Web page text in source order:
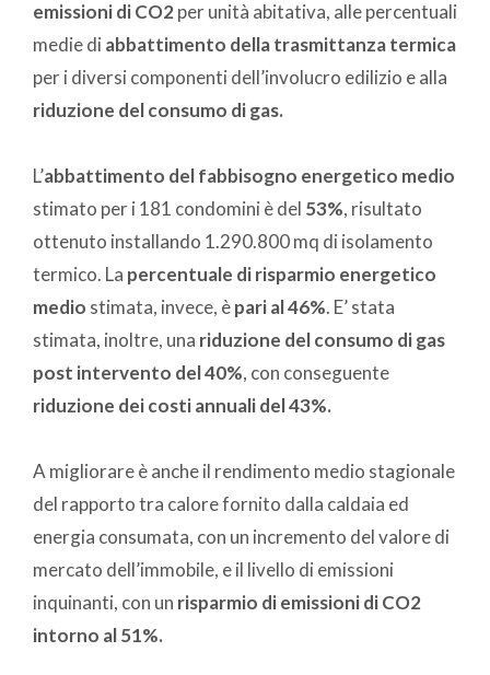
emissioni di CO2per unità abitativa, alle percentuali
medie di abbattimento della trasmittanza termica
per i diversi componenti dell’involucro edilizio e alla
riduzione del consumo di gas.
L’abbattimento del fabbisogno energetico medio
stimato per i 181 condomini è del 53%, risultato
ottenuto installando 1.290.800 mq di isolamento
termico. La percentuale di risparmio energetico
medio stimata, invece, èpari al 46%. E’ stata
stimata, inoltre, una riduzione del consumo di gas
post intervento del 40%, con conseguente
riduzione dei costi annuali del 43%.
A migliorare è anche il rendimento medio stagionale
del rapporto tra calore fornito dalla caldaia ed
energia consumata, con un incremento del valore di
mercato dell’immobile, e il livello di emissioni
inquinanti, con un risparmio di emissioni di CO2
intorno al 51%.